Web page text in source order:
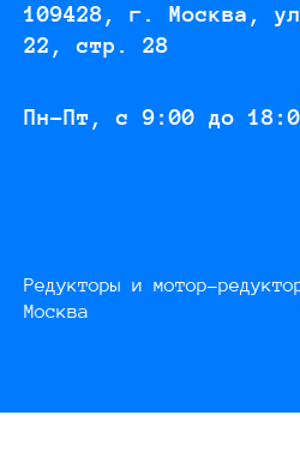
109428, г. Москва,
22, стр. 28
Пн-Пт, с 9:00 до
Редукторы и мотор-
Москва